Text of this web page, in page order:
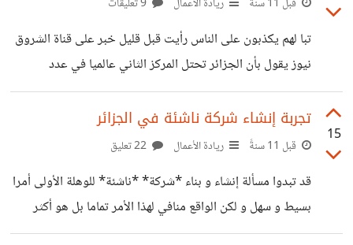
قبل 11 سنةً ريادة الأعمال
تبا لهم يكذبون على الناس رأيت قبل قليل خبر على قناة الشروق
نيوز يقول بأن الجزائر تحتل المركز الثاني عالميا في عدد
الشركات الناشئة و الخبر لم يذكر من هي الدولة التي احتلت
المركز الأول و لم يذكروا مصدر هذه الإحصائيات. السؤال الذي
يطرح نفسه هو : إذا كانت الجزائر الثانية عالميا فأين ذهبت
و الدول الصاعدة بقوة مثل ماليزيا و تركيا و الهند و هل يعقل أن
15
تجربة إنشاء شركة ناشئة في الجزائر
قبل 11 سنةً ريادة الأعمال
قد تبدوا مسألة إنشاء و بناء *شركة* *ناشئة* للوهلة الأولى أمرا
بسيط و سهل و لكن الواقع منافي لهذا الأمر تماما بل هو أكثر
إرهاقا بكثير من العمل بوظيفة روتينية لا تحتاج إلى الكثير من